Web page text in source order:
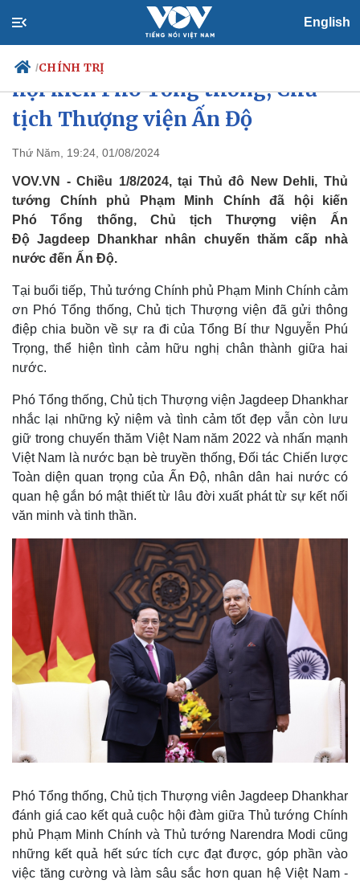
English
/CHÍNH TRỊ
Chính trị
Tổ chức nhân sự
Quốc hội
Nhận diện sự thật
Tin 24h
Dự báo thời tiết
Giáo dục
Dấu ấn VOV
Việc làm
Thủ tướng Phạm Minh Chính
hội kiến Phó Tổng thống, Chủ
tịch Thượng viện Ấn Độ
Thứ Năm, 19:24, 01/08/2024
VOV.VN - Chiều 1/8/2024, tại Thủ đô New Dehli, Thủ
tướng Chính phủ Phạm Minh Chính đã hội kiến
Phó Tổng thống, Chủ tịch Thượng viện Ấn
Độ Jagdeep Dhankhar nhân chuyến thăm cấp nhà
nước đến Ấn Độ.
Tại buổi tiếp, Thủ tướng Chính phủ Phạm Minh Chính cảm
ơn Phó Tổng thống, Chủ tịch Thượng viện đã gửi thông
điệp chia buồn về sự ra đi của Tổng Bí thư Nguyễn Phú
Trọng, thể hiện tình cảm hữu nghị chân thành giữa hai
nước.
Phó Tổng thống, Chủ tịch Thượng viện Jagdeep Dhankhar
nhắc lại những kỷ niệm và tình cảm tốt đẹp vẫn còn lưu
giữ trong chuyến thăm Việt Nam năm 2022 và nhấn mạnh
Việt Nam là nước bạn bè truyền thống, Đối tác Chiến lược
Toàn diện quan trọng của Ấn Độ, nhân dân hai nước có
quan hệ gắn bó mật thiết từ lâu đời xuất phát từ sự kết nối
văn minh và tinh thần.
Phó Tổng thống, Chủ tịch Thượng viên Jagdeep Dhankhar
đánh giá cao kết quả cuộc hội đàm giữa Thủ tướng Chính
phủ Phạm Minh Chính và Thủ tướng Narendra Modi cũng
những kết quả hết sức tích cực đạt được, góp phần vào
việc tăng cường và làm sâu sắc hơn quan hệ Việt Nam -